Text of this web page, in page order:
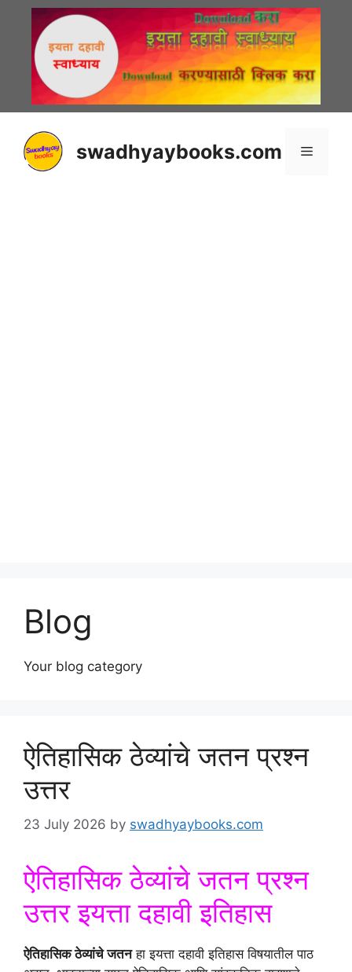
content
swadhyaybooks.com Menu
Blog
Your blog category
ऐतिहासिक ठेव्यांचे जतन प्रश्न
उत्तर
23 July 2026 by swadhyaybooks.com
ऐतिहासिक ठेव्यांचे जतन प्रश्न
उत्तर इयत्ता दहावी इतिहास
ऐतिहासिक ठेव्यांचे जतनहा इयत्ता दहावी इतिहास विषयातील पाठ